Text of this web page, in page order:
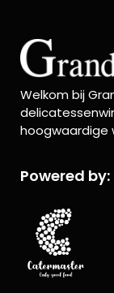
Welkom bij
hoogwaardige
Powered by: